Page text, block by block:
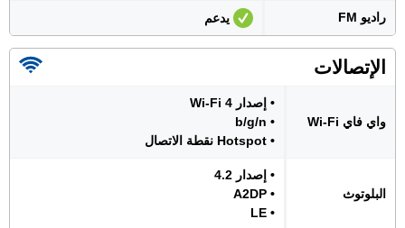
راديو FM يدعم
الإتصالات
واي فاي Wi-Fi
• إصدار Wi-Fi 4
• b/g/n
• Hotspot نقطة الاتصال
البلوتوث
• إصدار 4.2
• A2DP
• LE